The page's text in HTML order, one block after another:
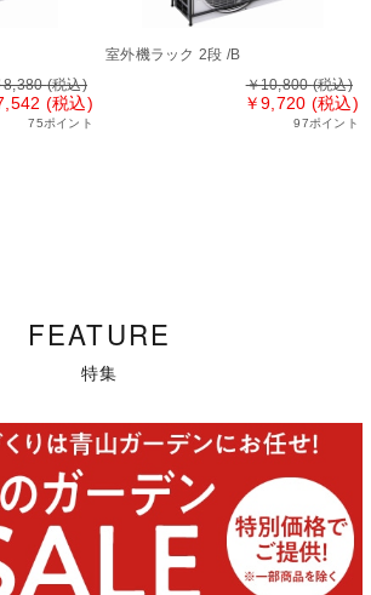
8,380(税込)
(税込)
75ポイント
室外機ラック 2段 /B
￥10,800(税込)
￥9,720 (税込)
97ポイント
FEATURE
特集